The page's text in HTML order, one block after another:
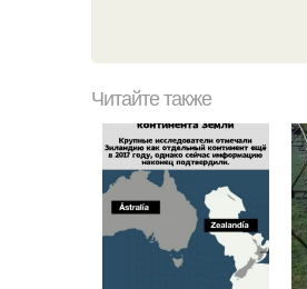
Читайте также